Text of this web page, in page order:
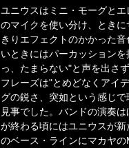
ユニウスはミニ・モーグと
のマイクを使い分け、とき
きりエフェクトのかかった
いときにはパーカッション
っ、たまらない"と声を出さ
フレーズは"とめどなくアイ
グの鋭さ、突如という感じ
見事でした。バンドの演奏
が終わる頃にはユニウスが
のベース・ラインにマカヤ